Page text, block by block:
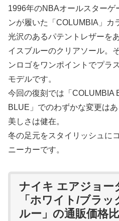
1996年のNBAオールスターゲ
ンが履いた「COLUMBIA」カ
光沢のあるパテントレザーを
イスブルーのクリアソール。
ンロゴをワンポイントでプラ
モデルです。
今回の復刻では「COLUMBIA
BLUE」でのわずかな変更は
美しさは健在。
冬の足元をスタイリッシュに
ニーカーです。
ナイキ エアジョー
「ホワイト/ブラ
ルー」の通販価格